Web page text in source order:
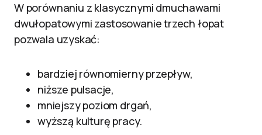
W porównaniu z klasycznymi dmuchawami
dwułopatowymi zastosowanie trzech łopat
pozwala uzyskać:
bardziej równomierny przepływ,
niższe pulsacje,
mniejszy poziom drgań,
wyższą kulturę pracy.